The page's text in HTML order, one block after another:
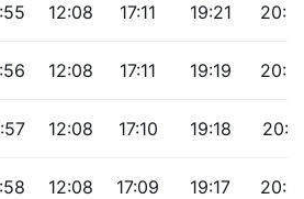
12:08 17:11 19:21
12:08 17:11 19:19
12:08 17:10 19:18
12:08 17:09 19:17